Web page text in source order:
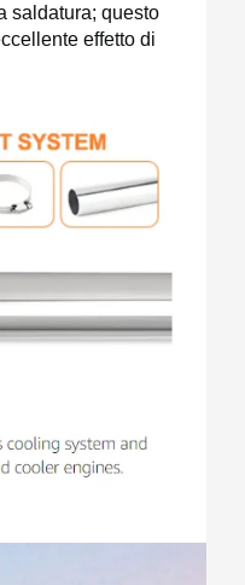
saldatura; questo
effetto di